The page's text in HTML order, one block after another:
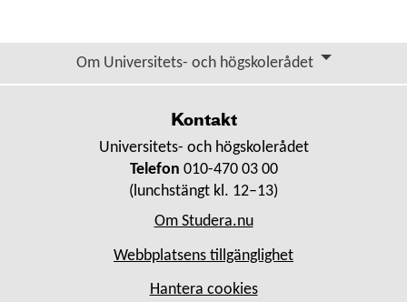
Om Universitets- och högskolerådet
Kontakt
Universitets- och högskolerådet
Telefon 010-470 03 00
(lunchstängt kl. 12–13)
Om Studera.nu
Webbplatsens tillgänglighet
Hantera cookies